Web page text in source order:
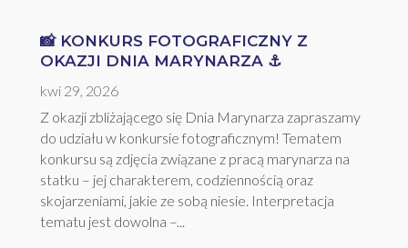
📸 KONKURS FOTOGRAFICZNY Z
OKAZJI DNIA MARYNARZA ⚓
kwi 29, 2026
Z okazji zbliżającego się Dnia Marynarza zapraszamy
do udziału w konkursie fotograficznym! Tematem
konkursu są zdjęcia związane z pracą marynarza na
statku – jej charakterem, codziennością oraz
skojarzeniami, jakie ze sobą niesie. Interpretacja
tematu jest dowolna –...